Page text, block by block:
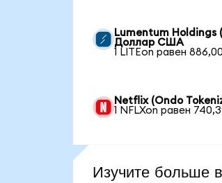
Lumentum Holdings
Доллар США
1 LITEon равен
Netflix (Ondo
1 NFLXon равен
Изучите больше